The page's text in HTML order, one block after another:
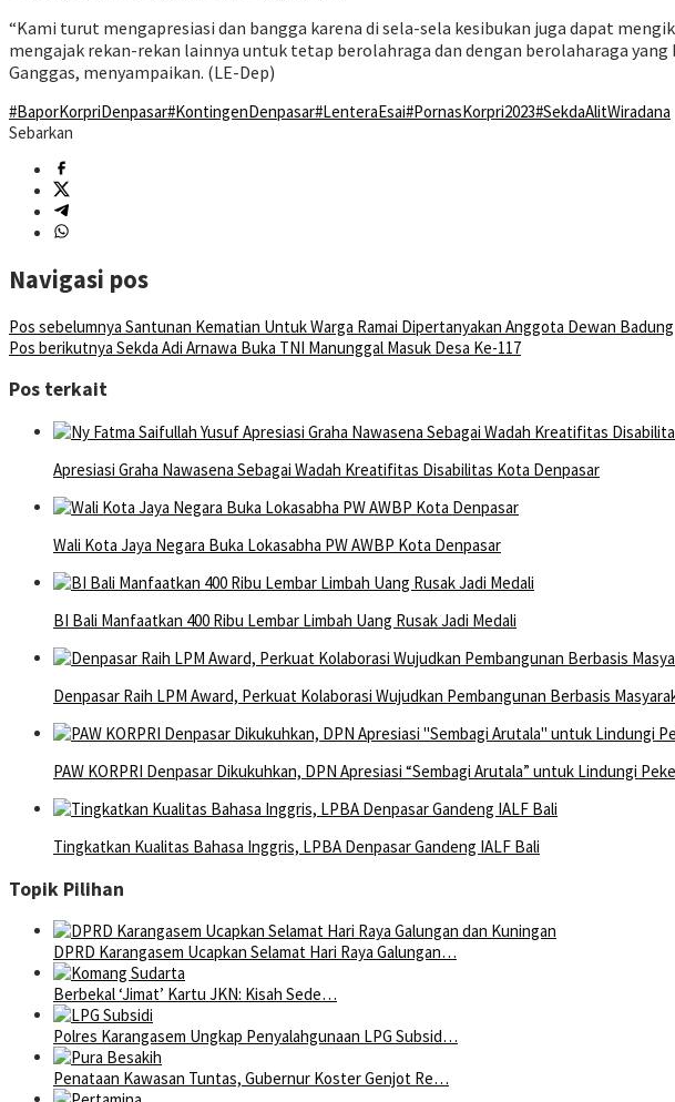
“Kami turut mengapresiasi dan bangga karena di sela-sela kesibukan juga dapat
mengajak rekan-rekan lainnya untuk tetap berolahraga dan dengan berolaharaga
Ganggas, menyampaikan. (LE-Dep)
#BaporKorpriDenpasar#KontingenDenpasar#LenteraEsai#PornasKorpri2023#SekdaAlitWiradana
Sebarkan
Navigasi pos
Pos sebelumnya Santunan Kematian Untuk Warga Ramai Dipertanyakan Anggota Dewan Badung
Pos berikutnya Sekda Adi Arnawa Buka TNI Manunggal Masuk Desa Ke-117
Pos terkait
Apresiasi Graha Nawasena Sebagai Wadah Kreatifitas Disabilitas Kota Denpasar
Wali Kota Jaya Negara Buka Lokasabha PW AWBP Kota Denpasar
BI Bali Manfaatkan 400 Ribu Lembar Limbah Uang Rusak Jadi Medali
Denpasar Raih LPM Award, Perkuat Kolaborasi Wujudkan Pembangunan Berbasis
PAW KORPRI Denpasar Dikukuhkan, DPN Apresiasi “Sembagi Arutala” untuk Lindungi
Tingkatkan Kualitas Bahasa Inggris, LPBA Denpasar Gandeng IALF Bali
Topik Pilihan
DPRD Karangasem Ucapkan Selamat Hari Raya Galungan…
Berbekal ‘Jimat’ Kartu JKN: Kisah Sede…
Polres Karangasem Ungkap Penyalahgunaan LPG Subsid…
Penataan Kawasan Tuntas, Gubernur Koster Genjot Re…